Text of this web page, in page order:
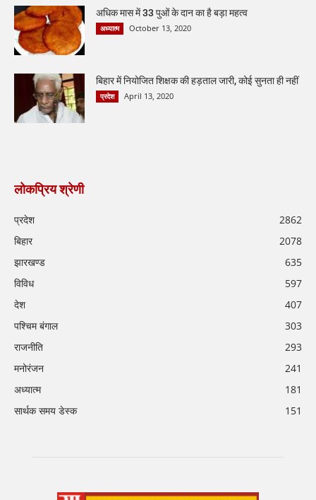
अधिक मास में 33 पुओं के दान का है बड़ा महत्व
अध्यात्म October 13, 2020
बिहार में नियोजित शिक्षक की हड़ताल जारी, कोई सुनता ही नहीं
प्रदेश April 13, 2020
लोकप्रिय श्रेणी
प्रदेश
2862
बिहार
2078
झारखण्ड
635
विविध
597
देश
407
पश्चिम बंगाल
303
राजनीति
293
मनोरंजन
241
अध्यात्म
181
सार्थक समय डेस्क
151